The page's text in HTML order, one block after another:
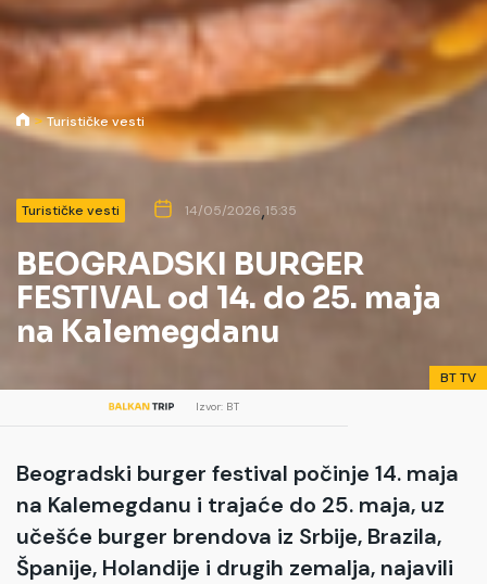
Izvor: BT
BT TV
Turističke vesti
Turističke vesti 14/05/2026,15:35
BEOGRADSKI BURGER
FESTIVAL od 14. do 25. maja
na Kalemegdanu
Beogradski burger festival počinje 14. maja
na Kalemegdanu i trajaće do 25. maja, uz
učešće burger brendova iz Srbije, Brazila,
Španije, Holandije i drugih zemalja, najavili